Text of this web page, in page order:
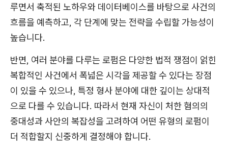
루면서 축적된 노하우와 데이터베이스를 바탕으로 사건의
흐름을 예측하고, 각 단계에 맞는 전략을 수립할 가능성이
높습니다.
반면, 여러 분야를 다루는 로펌은 다양한 법적 쟁점이 얽힌
복합적인 사건에서 폭넓은 시각을 제공할 수 있다는 장점
이 있을 수 있으나, 특정 형사 분야에 대한 깊이는 상대적
으로 다를 수 있습니다. 따라서 현재 자신이 처한 혐의의
중대성과 사안의 복잡성을 고려하여 어떤 유형의 로펌이
더 적합할지 신중하게 결정해야 합니다.